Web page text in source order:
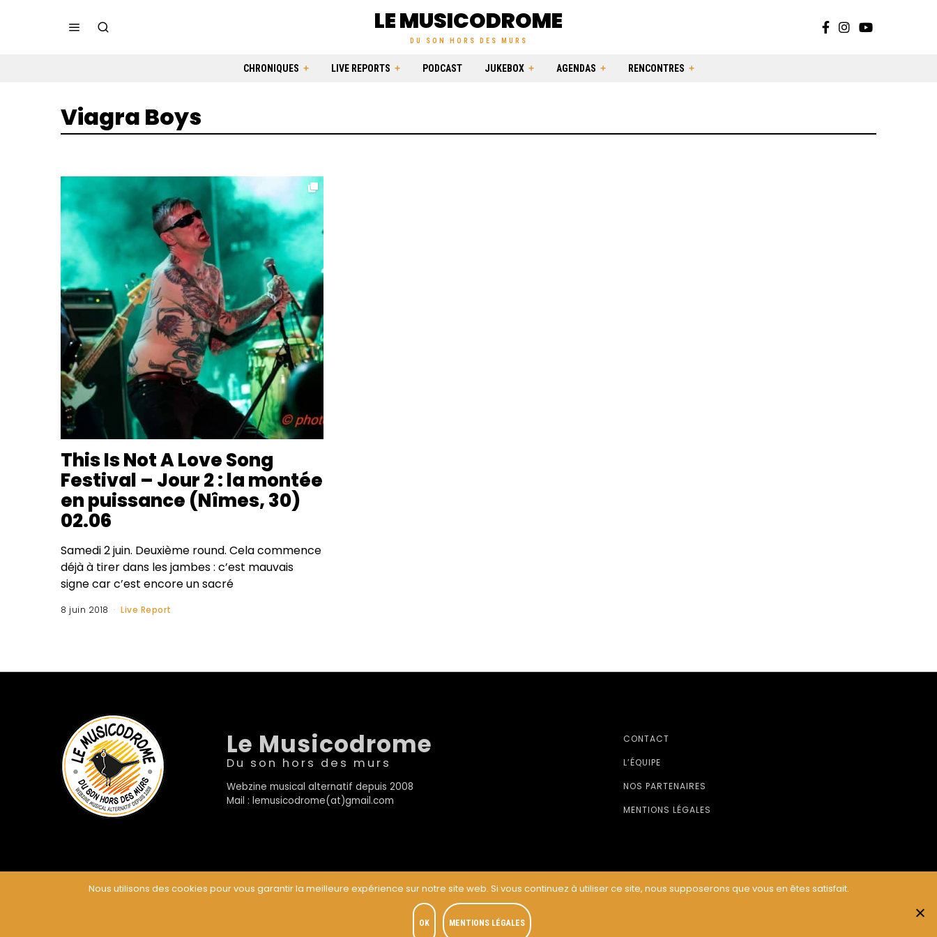
LE MUSICODROME
DU SON HORS DES MURS
CHRONIQUES LIVE REPORTS PODCAST JUKEBOX AGENDAS RENCONTRES
Viagra Boys
This Is Not A Love Song
Festival – Jour 2 : la montée
en puissance (Nîmes, 30)
02.06
Samedi 2 juin. Deuxième round. Cela commence
déjà à tirer dans les jambes : c’est mauvais
signe car c’est encore un sacré
8 juin 2018 Live Report
Le Musicodrome
Du son hors des murs
Webzine musical alternatif depuis 2008
Mail : lemusicodrome(at)gmail.com
CONTACT
L’ÉQUIPE
NOS PARTENAIRES
MENTIONS LÉGALES
Nous utilisons des cookies pour vous garantir la meilleure expérience sur notre site web. Si vous continuez à utiliser ce site, nous supposerons que vous en êtes satisfait.
OK MENTIONS LÉGALES